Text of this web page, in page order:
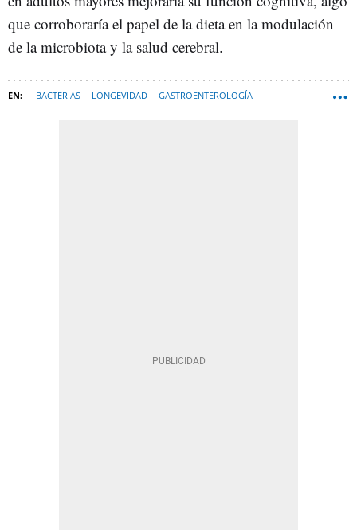
que corroboraría el papel de la dieta en la modulación
de la microbiota y la salud cerebral.
BACTERIAS LONGEVIDAD GASTROENTEROLOGÍA